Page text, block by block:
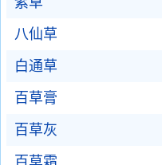
八仙草
白通草
百草膏
百草灰
百草霜